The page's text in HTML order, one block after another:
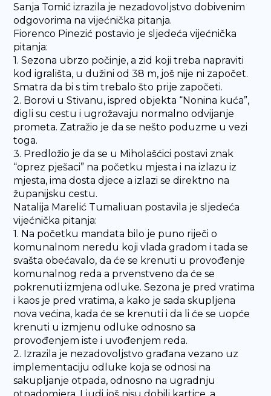
Sanja Tomić izrazila je nezadovoljstvo dobivenim
odgovorima na vijećnička pitanja.
Fiorenco Pinezić postavio je sljedeća vijećnička
pitanja:
1. Sezona ubrzo počinje, a zid koji treba napraviti
kod igrališta, u dužini od 38 m, još nije ni započet.
Smatra da bi s tim trebalo što prije započeti.
2. Borovi u Stivanu, ispred objekta “Nonina kuća”,
digli su cestu i ugrožavaju normalno odvijanje
prometa. Zatražio je da se nešto poduzme u vezi
toga.
3. Predložio je da se u Miholašćici postavi znak
“oprez pješaci” na početku mjesta i na izlazu iz
mjesta, ima dosta djece a izlazi se direktno na
županijsku cestu.
Natalija Marelić Tumaliuan postavila je sljedeća
vijećnička pitanja:
1. Na početku mandata bilo je puno riječi o
komunalnom neredu koji vlada gradom i tada se
svašta obećavalo, da će se krenuti u provođenje
komunalnog reda a prvenstveno da će se
pokrenuti izmjena odluke. Sezona je pred vratima
i kaos je pred vratima, a kako je sada skupljena
nova većina, kada će se krenuti i da li će se uopće
krenuti u izmjenu odluke odnosno sa
provođenjem iste i uvođenjem reda.
2. Izrazila je nezadovoljstvo građana vezano uz
implementaciju odluke koja se odnosi na
sakupljanje otpada, odnosno na ugradnju